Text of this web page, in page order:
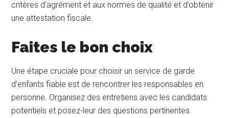
critères d’agrément et aux normes de qualité et d’obtenir
une attestation fiscale.
Faites le bon choix
Une étape cruciale pour choisir un service de garde
d’enfants fiable est de rencontrer les responsables en
personne. Organisez des entretiens avec les candidats
potentiels et posez-leur des questions pertinentes.